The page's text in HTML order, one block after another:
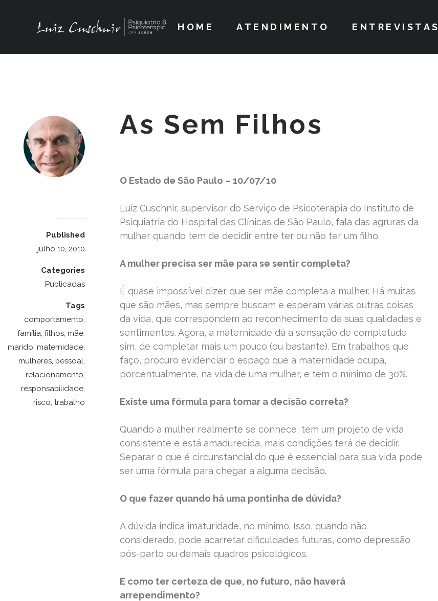
HOME ATENDIMENTO ENTREVISTAS
As Sem Filhos
O Estado de São Paulo – 10/07/10
Luiz Cuschnir, supervisor do Serviço de Psicoterapia do Instituto de
Psiquiatria do Hospital das Clínicas de São Paulo, fala das agruras da
mulher quando tem de decidir entre ter ou não ter um filho.
A mulher precisa ser mãe para se sentir completa?
É quase impossível dizer que ser mãe completa a mulher. Há muitas
que são mães, mas sempre buscam e esperam várias outras coisas
da vida, que correspondem ao reconhecimento de suas qualidades e
sentimentos. Agora, a maternidade dá a sensação de completude
sim, de completar mais um pouco (ou bastante). Em trabalhos que
faço, procuro evidenciar o espaço que a maternidade ocupa,
porcentualmente, na vida de uma mulher, e tem o mínimo de 30%.
Existe uma fórmula para tomar a decisão correta?
Quando a mulher realmente se conhece, tem um projeto de vida
consistente e está amadurecida, mais condições terá de decidir.
Separar o que é circunstancial do que é essencial para sua vida pode
ser uma fórmula para chegar a alguma decisão.
O que fazer quando há uma pontinha de dúvida?
A dúvida indica imaturidade, no mínimo. Isso, quando não
considerado, pode acarretar dificuldades futuras, como depressão
pós-parto ou demais quadros psicológicos.
E como ter certeza de que, no futuro, não haverá
arrependimento?
Published
julho 10, 2010
Categories
Publicadas
Tags
comportamento,
família,filhos,mãe,
marido,maternidade,
mulheres,pessoal,
relacionamento,
responsabilidade,
risco,trabalho